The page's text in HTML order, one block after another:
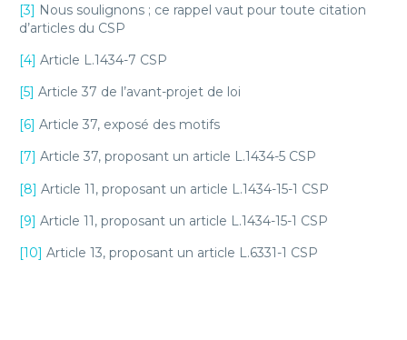
[3] Nous soulignons ; ce rappel vaut pour toute citation
d’articles du CSP
[4] Article L.1434-7 CSP
[5] Article 37 de l’avant-projet de loi
[6] Article 37, exposé des motifs
[7] Article 37, proposant un article L.1434-5 CSP
[8] Article 11, proposant un article L.1434-15-1 CSP
[9] Article 11, proposant un article L.1434-15-1 CSP
[10] Article 13, proposant un article L.6331-1 CSP